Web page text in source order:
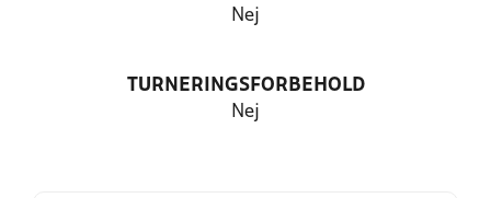
Nej
TURNERINGSFORBEHOLD
Nej